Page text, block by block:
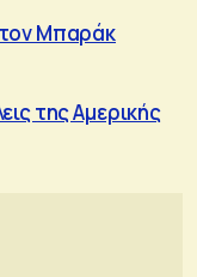
Μπαράκ
της Αμερικής